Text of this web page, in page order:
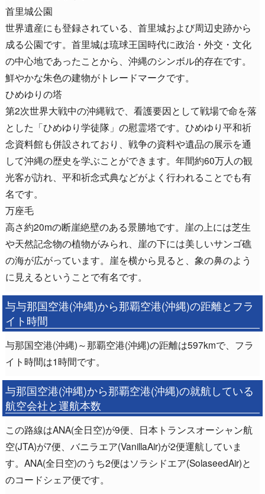
首里城公園
世界遺産にも登録されている、首里城および周辺史跡から
成る公園です。首里城は琉球王国時代に政治・外交・文化
の中心地であったことから、沖縄のシンボル的存在です。
鮮やかな朱色の建物がトレードマークです。
ひめゆりの塔
第2次世界大戦中の沖縄戦で、看護要因として戦場で命を落
とした「ひめゆり学徒隊」の慰霊塔です。ひめゆり平和祈
念資料館も併設されており、戦争の資料や遺品の展示を通
して沖縄の歴史を学ぶことができます。年間約60万人の観
光客が訪れ、平和祈念式典などがよく行われることでも有
名です。
万座毛
高さ約20mの断崖絶壁のある景勝地です。崖の上には芝生
や天然記念物の植物がみられ、崖の下には美しいサンゴ礁
の海が広がっています。崖を横から見ると、象の鼻のよう
に見えるということで有名です。
与与那国空港(沖縄)から那覇空港(沖縄)の距離とフラ
イト時間
与那国空港(沖縄)～那覇空港(沖縄)の距離は597kmで、フラ
イト時間は1時間です。
与那国空港(沖縄)から那覇空港(沖縄)の就航している
航空会社と運航本数
この路線はANA(全日空)が9便、日本トランスオーシャン航
空(JTA)が7便、バニラエア(VanillaAir)が2便運航していま
す。ANA(全日空)のうち2便はソラシドエア(SolaseedAir)と
のコードシェア便です。